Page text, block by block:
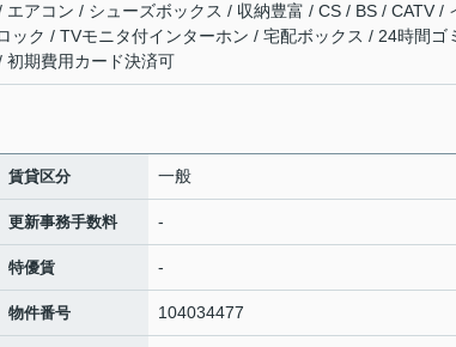
アコン / シューズボックス / 収納豊富 / CS / BS / CATV /
ック / TVモニタ付インターホン / 宅配ボックス / 24時間ゴ
初期費用カード決済可
賃貸区分 一般
更新事務手数料 -
特優賃 -
物件番号 104034477